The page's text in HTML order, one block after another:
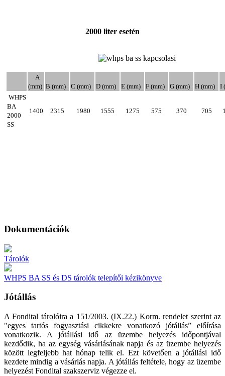
2000 liter esetén
A
(mm) B (mm) C (mm) D (mm) E (mm) F (mm) G (mm) H (mm) I
WHPS
BA
2000
SS
1400 2315 1980 1555 1275 575 370 705
Dokumentációk
Tárolók
WHPS BA SS és DS tárolók telepítői kézikönyve
Jótállás
A Fondital tárolóira a 151/2003. (IX.22.) Korm. rendelet szerint az
"egyes tartós fogyasztási cikkekre vonatkozó jótállás” előírása
vonatkozik. A jótállási idő az üzembe helyezés időpontjával
kezdődik, ha az egység vásárlásának napja és az üzembe helyezés
között legfeljebb hat hónap telik el. Ezt követően a jótállási idő
kezdete mindig a vásárlás napja. A jótállás feltétele, hogy az üzembe
helyezést Fondital szakszerviz végezze el.